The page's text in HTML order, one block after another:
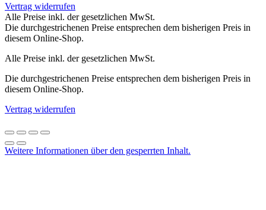
Vertrag widerrufen
Alle Preise inkl. der gesetzlichen MwSt.
Die durchgestrichenen Preise entsprechen dem bisherigen Preis in
diesem Online-Shop.
Alle Preise inkl. der gesetzlichen MwSt.
Die durchgestrichenen Preise entsprechen dem bisherigen Preis in
diesem Online-Shop.
Vertrag widerrufen
Weitere Informationen über den gesperrten Inhalt.